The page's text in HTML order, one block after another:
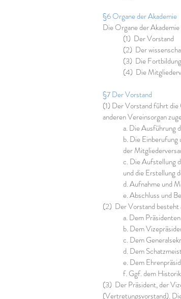
§6 Organe der Akademie ​
Die Organe der Akademie
(1) Der Vorstand
(2) Der
(3) Die
(4) Die
§7 Der Vorstand
(1) Der Vorstand führt die
anderen Vereinsorgan
a. Die Ausführung
b. Die
der
c. Die Aufstellung
und die Erstellung
d. Aufnahme und
e. Abschluss und
(2) Der Vorstand besteht
a. Dem Präsidenten
b. Dem
c. Dem
d. Dem
e. Dem
f. Ggf. dem
(3) Der Präsident, der
(Vertretungsvorstand).